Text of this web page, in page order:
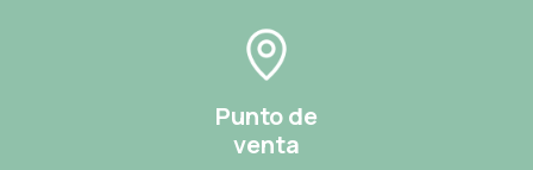
Punto de
venta